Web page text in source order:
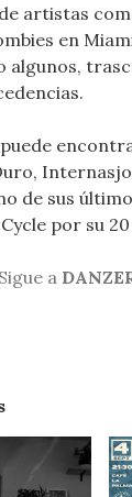
artistas
en
algunos,
de sus
por su
Sigue a